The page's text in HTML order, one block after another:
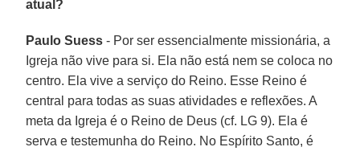
atual?
Paulo Suess - Por ser essencialmente missionária, a
Igreja não vive para si. Ela não está nem se coloca no
centro. Ela vive a serviço do Reino. Esse Reino é
central para todas as suas atividades e reflexões. A
meta da Igreja é o Reino de Deus (cf. LG 9). Ela é
serva e testemunha do Reino. No Espírito Santo, é